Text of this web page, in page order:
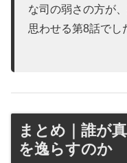
な司の弱さの方が
思わせる第8話でし
まとめ｜誰が
を逸らすのか